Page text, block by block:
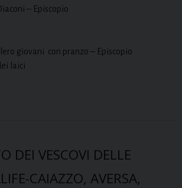
– Episcopio
giovani con pranzo – Episcopio
laici
DEI VESCOVI DELLE
CAIAZZO, AVERSA,